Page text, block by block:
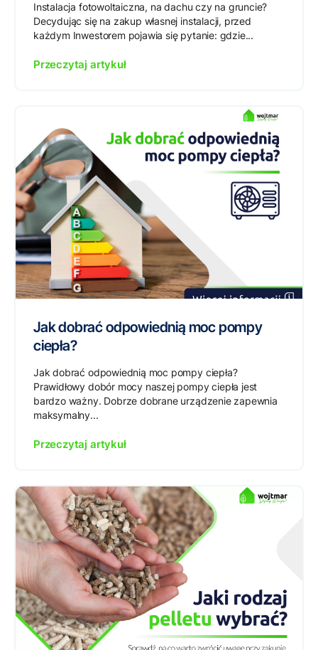
Instalacja fotowoltaiczna, na dachu czy na gruncie?
Decydując się na zakup własnej instalacji, przed
każdym Inwestorem pojawia się pytanie: gdzie...
Przeczytaj artykuł
Jak dobrać odpowiednią moc pompy
ciepła?
Jak dobrać odpowiednią moc pompy ciepła?
Prawidłowy dobór mocy naszej pompy ciepła jest
bardzo ważny. Dobrze dobrane urządzenie zapewnia
maksymalny...
Przeczytaj artykuł